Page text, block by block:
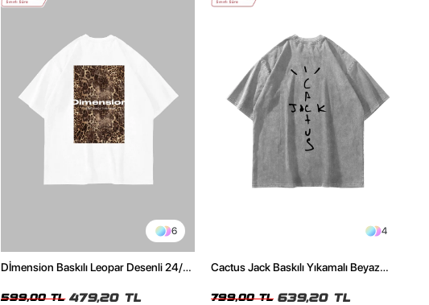
6
Dİmension Baskılı Leopar Desenli 24/1
599,00 TL 479,20 TL
4
Cactus Jack Baskılı Yıkamalı Beyaz
799,00 TL 639,20 TL